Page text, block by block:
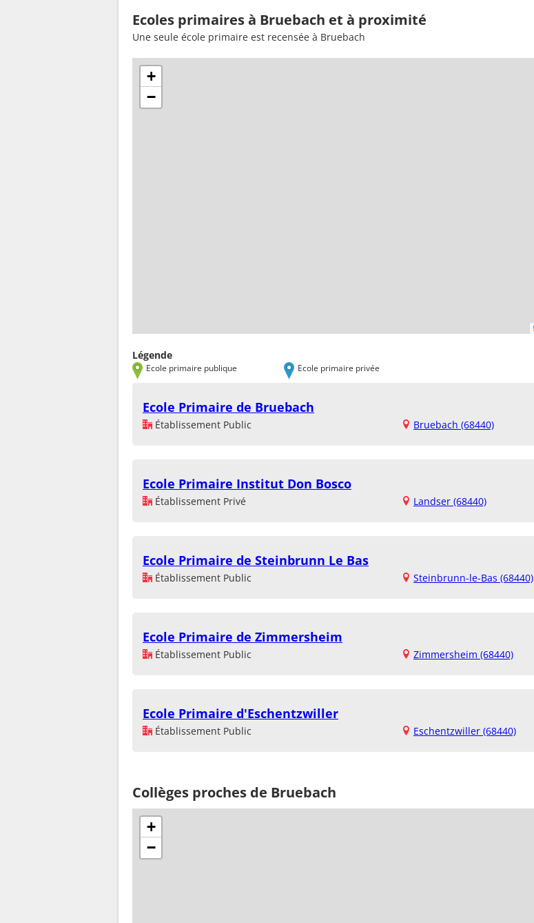
Ecoles primaires à Bruebach et à proximité
Une seule école primaire est recensée à Bruebach
+
−
Légende
Ecole primaire publique Ecole primaire privée
Ecole Primaire de Bruebach
Établissement Public Bruebach (68440)
Ecole Primaire Institut Don Bosco
Établissement Privé Landser (68440)
Ecole Primaire de Steinbrunn Le Bas
Établissement Public Steinbrunn-le-Bas (68440)
Ecole Primaire de Zimmersheim
Établissement Public Zimmersheim (68440)
Ecole Primaire d'Eschentzwiller
Établissement Public Eschentzwiller (68440)
Collèges proches de Bruebach
+
−